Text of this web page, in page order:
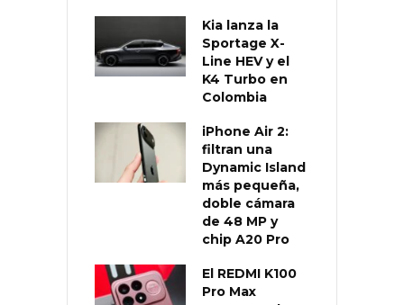
Kia lanza la
Sportage X-
Line HEV y el
K4 Turbo en
Colombia
iPhone Air 2:
filtran una
Dynamic Island
más pequeña,
doble cámara
de 48 MP y
chip A20 Pro
El REDMI K100
Pro Max